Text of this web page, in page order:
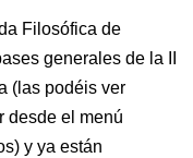
Filosófica de
generales de la II
(las podéis ver
desde el menú
y ya están